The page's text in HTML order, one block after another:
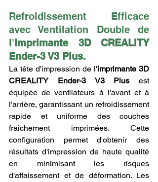
Refroidissement Efficace
avec Ventilation Double de
l'Imprimante 3D CREALITY
Ender-3 V3 Plus.
La tête d'impression de l'imprimante 3D
CREALITY Ender-3 V3 Plus est
équipée de ventilateurs à l'avant et à
l'arrière, garantissant un refroidissement
rapide et uniforme des couches
fraîchement imprimées. Cette
configuration permet d'obtenir des
résultats d'impression de haute qualité
en minimisant les risques
d'affaissement et de déformation. Les